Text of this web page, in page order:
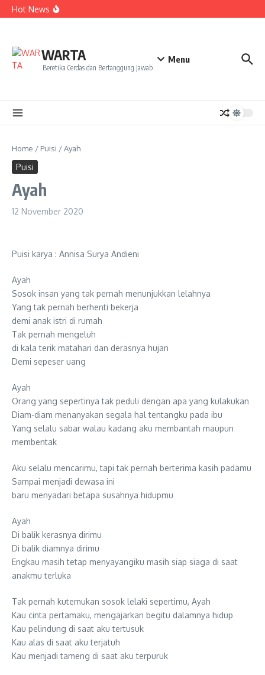
Lewati ke konten
Hot News
ke NCC 4 Bali
Sukseskan Kerja Bakti di Anjungan Melancar
WARTA
Beretika Cerdas dan Bertanggung Jawab
Menu
Home / Puisi /Ayah
Puisi
Ayah
12 November 2020
Puisi karya : Annisa Surya Andieni
Ayah
Sosok insan yang tak pernah menunjukkan lelahnya
Yang tak pernah berhenti bekerja
demi anak istri di rumah
Tak pernah mengeluh
di kala terik matahari dan derasnya hujan
Demi sepeser uang
Ayah
Orang yang sepertinya tak peduli dengan apa yang kulakukan
Diam-diam menanyakan segala hal tentangku pada ibu
Yang selalu sabar walau kadang aku membantah maupun
membentak
Aku selalu mencarimu, tapi tak pernah berterima kasih padamu
Sampai menjadi dewasa ini
baru menyadari betapa susahnya hidupmu
Ayah
Di balik kerasnya dirimu
Di balik diamnya dirimu
Engkau masih tetap menyayangiku masih siap siaga di saat
anakmu terluka
Tak pernah kutemukan sosok lelaki sepertimu, Ayah
Kau cinta pertamaku, mengajarkan begitu dalamnya hidup
Kau pelindung di saat aku tertusuk
Kau alas di saat aku terjatuh
Kau menjadi tameng di saat aku terpuruk